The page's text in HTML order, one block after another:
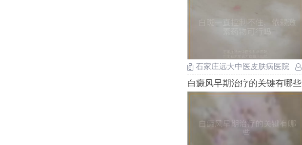
石家庄远大中医皮肤病医院
白癜风早期治疗的关键有哪些